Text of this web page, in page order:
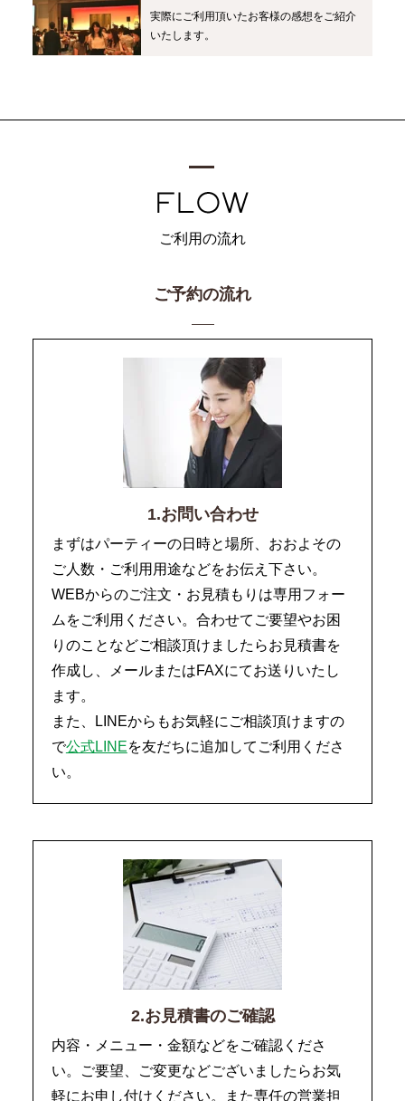
実際にご利用頂いたお客様の感想をご紹介
いたします。
ご利用の流れ
ご予約の流れ
1.お問い合わせ
まずはパーティーの日時と場所、おおよその
ご人数・ご利用用途などをお伝え下さい。
WEBからのご注文・お見積もりは専用フォー
ムをご利用ください。合わせてご要望やお困
りのことなどご相談頂けましたらお見積書を
作成し、メールまたはFAXにてお送りいたし
ます。
また、LINEからもお気軽にご相談頂けますの
で公式LINEを友だちに追加してご利用くださ
い。
2.お見積書のご確認
内容・メニュー・金額などをご確認くださ
い。ご要望、ご変更などございましたらお気
軽にお申し付けください。また専任の営業担